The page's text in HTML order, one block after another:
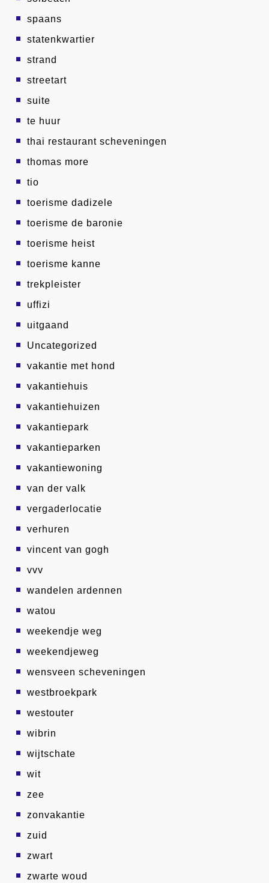
spaans
statenkwartier
strand
streetart
suite
te huur
thai restaurant scheveningen
thomas more
tio
toerisme dadizele
toerisme de baronie
toerisme heist
toerisme kanne
trekpleister
uffizi
uitgaand
Uncategorized
vakantie met hond
vakantiehuis
vakantiehuizen
vakantiepark
vakantieparken
vakantiewoning
van der valk
vergaderlocatie
verhuren
vincent van gogh
vvv
wandelen ardennen
watou
weekendje weg
weekendjeweg
wensveen scheveningen
westbroekpark
westouter
wibrin
wijtschate
wit
zee
zonvakantie
zuid
zwart
zwarte woud